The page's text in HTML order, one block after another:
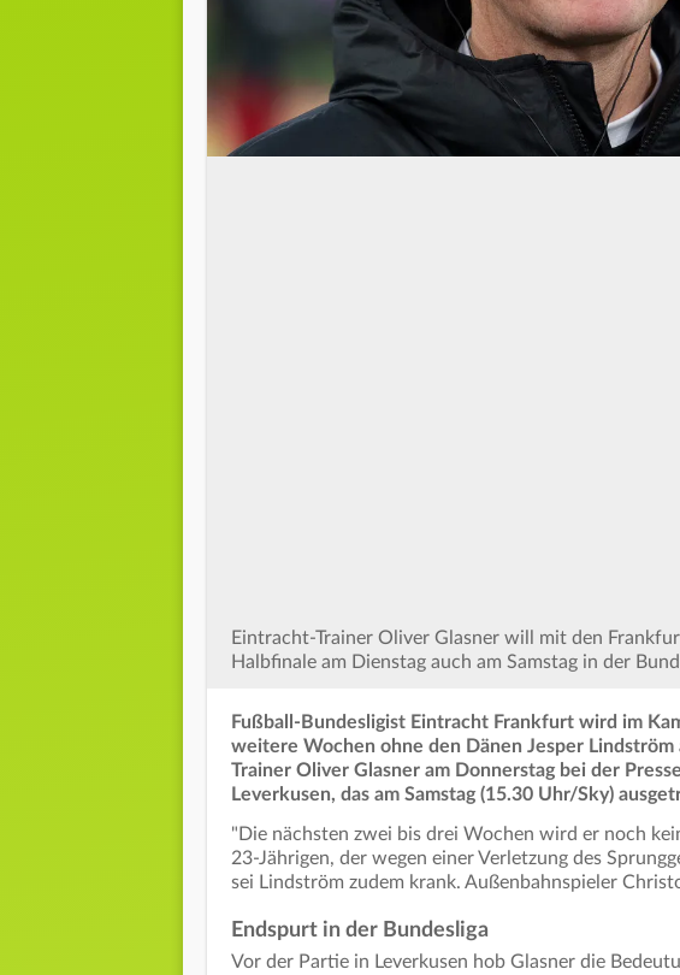
Eintracht-Trainer Oliver Glasner will mit den
Halbfinale am Dienstag auch am Samstag in der
Fußball-Bundesligist Eintracht Frankfurt wird im
weitere Wochen ohne den Dänen Jesper Lindström
Trainer Oliver Glasner am Donnerstag bei der
Leverkusen, das am Samstag (15.30 Uhr/Sky)
"Die nächsten zwei bis drei Wochen wird er noch
23-Jährigen, der wegen einer Verletzung des
sei Lindström zudem krank. Außenbahnspieler
Endspurt in der Bundesliga
Vor der Partie in Leverkusen hob Glasner die